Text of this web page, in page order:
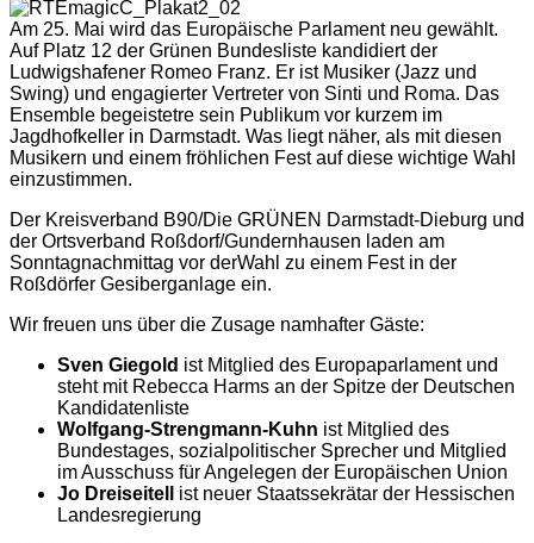
Am 25. Mai wird das Europäische Parlament neu gewählt.
Auf Platz 12 der Grünen Bundesliste kandidiert der
Ludwigshafener Romeo Franz. Er ist Musiker (Jazz und
Swing) und engagierter Vertreter von Sinti und Roma. Das
Ensemble begeistetre sein Publikum vor kurzem im
Jagdhofkeller in Darmstadt. Was liegt näher, als mit diesen
Musikern und einem fröhlichen Fest auf diese wichtige Wahl
einzustimmen.
Der Kreisverband B90/Die GRÜNEN Darmstadt-Dieburg und
der Ortsverband Roßdorf/Gundernhausen laden am
Sonntagnachmittag vor derWahl zu einem Fest in der
Roßdörfer Gesiberganlage ein.
Wir freuen uns über die Zusage namhafter Gäste:
Sven Giegold ist Mitglied des Europaparlament und
steht mit Rebecca Harms an der Spitze der Deutschen
Kandidatenliste
Wolfgang-Strengmann-Kuhn ist Mitglied des
Bundestages, sozialpolitischer Sprecher und Mitglied
im Ausschuss für Angelegen der Europäischen Union
Jo Dreiseitell
ist neuer Staatssekrätar der Hessischen
Landesregierung